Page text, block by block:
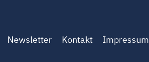
Newsletter Kontakt Impressum